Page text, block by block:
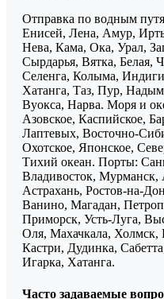
Отправка по водным
Енисей, Лена, Амур,
Нева, Кама, Ока, Урал,
Сырдарья, Вятка, Белая,
Селенга, Колыма,
Хатанга, Таз, Пур,
Вуокса, Нарва. Моря и
Азовское, Каспийское,
Лаптевых, Восточно-
Охотское, Японское,
Тихий океан. Порты:
Владивосток, Мурманск,
Астрахань, Ростов-на-
Ванино, Магадан,
Приморск, Усть-Луга,
Оля, Махачкала, Холмск,
Кастри, Дудинка,
Игарка, Хатанга.
Часто задаваемые